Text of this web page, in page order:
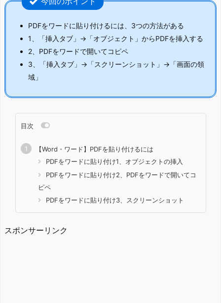
PDFをワードに貼り付けるには、3つの方法がある
1、「挿入タブ」→「オブジェクト」からPDFを挿入する
2、PDFをワードで開いてコピペ
3、「挿入タブ」→「スクリーンショット」→「画面の領
域」
目次
【Word・ワード】PDFを貼り付けるには
PDFをワードに貼り付け1、オブジェクトの挿入
PDFをワードに貼り付け2、PDFをワードで開いてコ
ピペ
PDFをワードに貼り付け3、スクリーンショット
スポンサーリンク